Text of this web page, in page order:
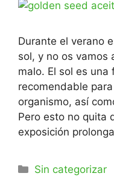
Durante el verano
sol, y no os vamos
malo. El sol es
recomendable
organismo, así
Pero esto no quita
exposición
Sin categorizar